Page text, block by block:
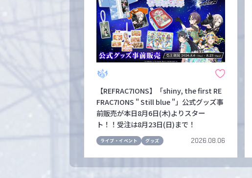
【REFRAC7IONS】「shiny, the first RE
FRAC7IONS " Still blue "」公式グッズ事
前販売が本日8月6日(木)よりスター
ト！！受注は8月23日(日)まで！
ライブ・イベント グッズ 2026.08.06